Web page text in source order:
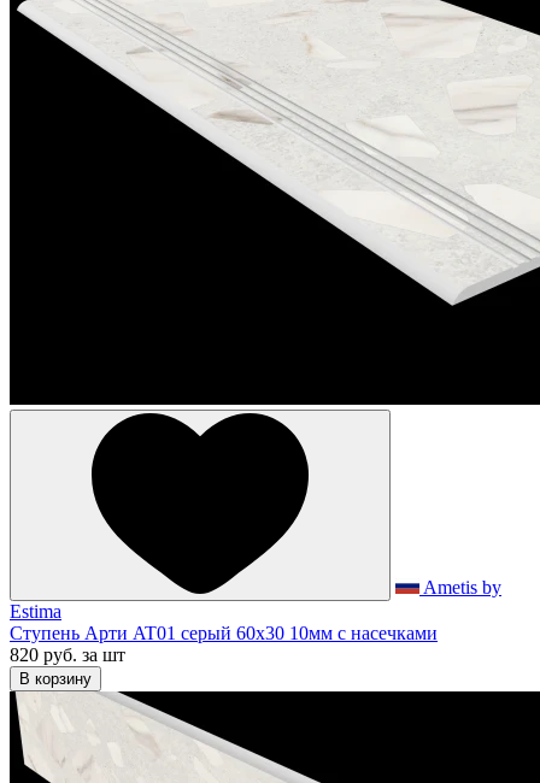
Ametis by
Estima
Ступень Арти AT01 серый 60x30 10мм с насечками
820 руб. за шт
В корзину